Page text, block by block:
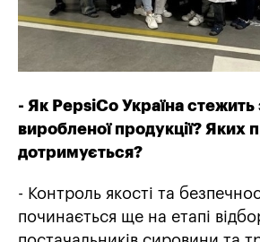
- Як PepsiCo Україна стежить
виробленої продукції? Яких
дотримується?
- Контроль якості та
починається ще на етапі